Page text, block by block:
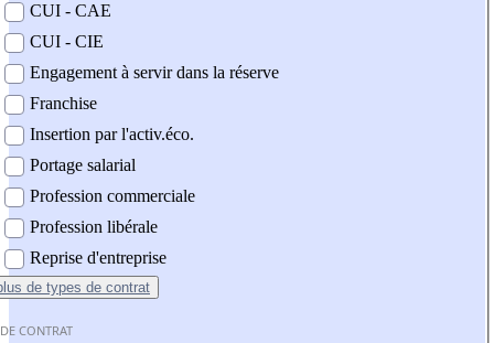
CUI - CAE
CUI - CIE
Engagement à servir dans la réserve
Franchise
Insertion par l'activ.éco.
Portage salarial
Profession commerciale
Profession libérale
Reprise d'entreprise
de types de contrat
CONTRAT